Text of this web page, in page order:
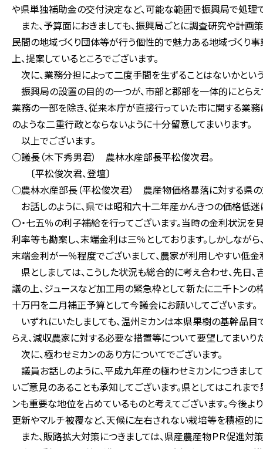
や県単独補助金の交付決定など、可能な範囲で振興局で処理
また、予算面におきましても、振興局ごとに調査研究や計画
民間の地域づくり団体等が行う個性的で魅力ある地域づくり
上、提案しているところでございます。
次に、業務分担によって二度手間を生ずることはないかとい
振興局の設置の目的の一つが、市部と郡部を一体的にとら
業務の一部を除き、従来本庁が直接行っていた市に関する業
のような二重行政とならないように十分留意してまいります。
以上でございます。
○議長（木下秀男君） 農林水産部長平松俊次君。
〔平松俊次君、登壇〕
○農林水産部長（平松俊次君） 農産物価格暴落に対する県の
お話しのように、県では昭和六十二年産かんきつの価格低
〇・七五％の利子補給を行ってございます。当時の金利状況を
利率等も勘案し、末端金利は三％としております。しかしなが
末端金利が一％程度でございまして、農家が利用しやすい低金
県としましては、こうした状況も総合的に考え合わせ、先日
議の上、ジュースなど加工用の緊急枠として新たに二千トン
十万円を二月補正予算として今議会にお願いしてございます。
いずれにいたしましても、温州ミカンは本県果樹の基幹品目
らえ、減収農家に対する必要な措置等について要望してまいり
次に、極わせミカンのあり方についてでございます。
議員お話しのように、平成九年産の極わせミカンにつきま
いご意見のあることも承知してございます。県としてはこれま
ンも重要な地位を占めているものと考えてございます。今後
更新やマルチ被覆など、天候に左右されない栽培等を積極的
また、販路拡大対策につきましては、県産農産物ＰＲ促進対